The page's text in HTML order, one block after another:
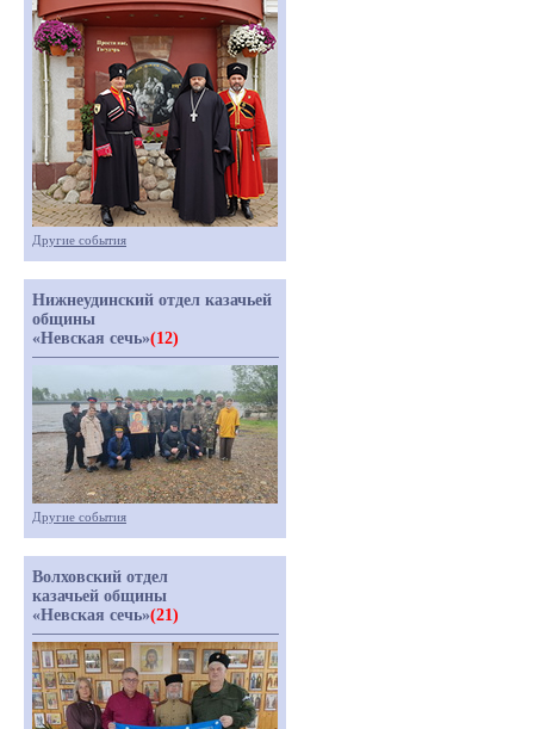
Другие события
Нижнеудинский отдел казачьей
общины
«Невская сечь»(12)
Другие события
Волховский отдел
казачьей общины
«Невская сечь»(21)